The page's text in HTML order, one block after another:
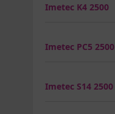
Imetec K4 2500
Imetec PC5 2500
Imetec S14 2500